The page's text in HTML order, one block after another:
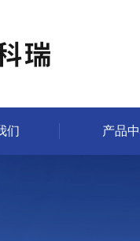
们 产品